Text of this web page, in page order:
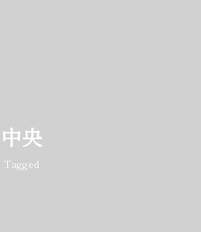
中央
Tagged